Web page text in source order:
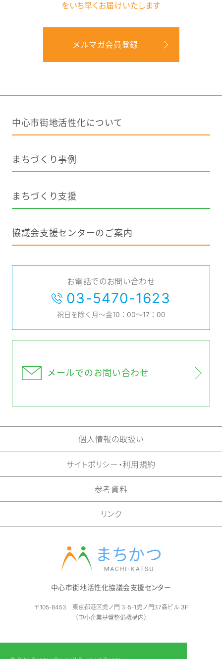
をいち早くお届けいたします
メルマガ会員登録
中心市街地活性化について
まちづくり事例
まちづくり支援
協議会支援センターのご案内
お電話でのお問い合わせ
03-5470-1623
祝日を除く月～金10：00～17：00
メールでのお問い合わせ
個人情報の取扱い
サイトポリシー・利用規約
参考資料
リンク
中心市街地活性化協議会支援センター
〒105-8453 東京都港区虎ノ門 3-5-1虎ノ門37森ビル 3F
（中小企業基盤整備機構内）